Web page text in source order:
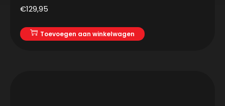
€129,95
Toevoegen aan winkelwagen